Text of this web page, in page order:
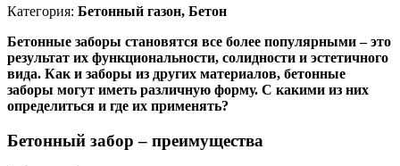
Категория: Бетонный газон, Бетон
Бетонные заборы становятся все более популярными – это
результат их функциональности, солидности и эстетичного
вида. Как и заборы из других материалов, бетонные
заборы могут иметь различную форму. С какими из них
определиться и где их применять?
Бетонный забор – преимущества